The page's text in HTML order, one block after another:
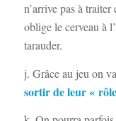
n’arrive pas à
oblige le cerveau à
tarauder.
j. Grâce au jeu on
sortir de leur «